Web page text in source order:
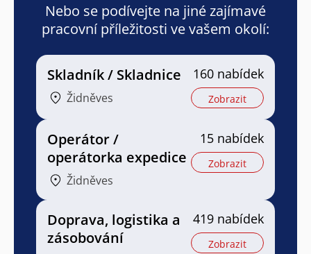
Nebo se podívejte na jiné zajímavé
pracovní příležitosti ve vašem okolí:
Skladník / Skladnice
Židněves
160 nabídek
Zobrazit
Operátor /
operátorka expedice
Židněves
15 nabídek
Zobrazit
Doprava, logistika a
zásobování
419 nabídek
Zobrazit